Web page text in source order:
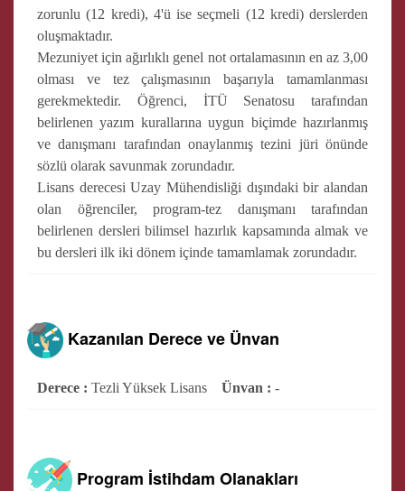
zorunlu (12 kredi), 4'ü ise seçmeli (12 kredi) derslerden
oluşmaktadır.
Mezuniyet için ağırlıklı genel not ortalamasının en az 3,00
olması ve tez çalışmasının başarıyla tamamlanması
gerekmektedir. Öğrenci, İTÜ Senatosu tarafından
belirlenen yazım kurallarına uygun biçimde hazırlanmış
ve danışmanı tarafından onaylanmış tezini jüri önünde
sözlü olarak savunmak zorundadır.
Lisans derecesi Uzay Mühendisliği dışındaki bir alandan
olan öğrenciler, program-tez danışmanı tarafından
belirlenen dersleri bilimsel hazırlık kapsamında almak ve
bu dersleri ilk iki dönem içinde tamamlamak zorundadır.
Kazanılan Derece ve Ünvan
Derece : Tezli Yüksek Lisans Ünvan : -
Program İstihdam Olanakları